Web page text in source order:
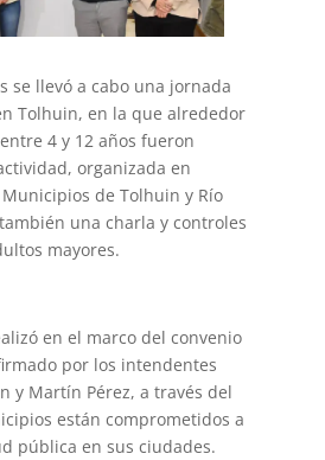
se llevó a cabo una jornada
Tolhuin, en la que alrededor
4 y 12 años fueron
organizada en
de Tolhuin y Río
una charla y controles
mayores.
en el marco del convenio
por los intendentes
y Martín Pérez, a través del
están comprometidos a
pública en sus ciudades.